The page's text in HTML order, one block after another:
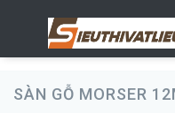
SÀN GỖ MORSER